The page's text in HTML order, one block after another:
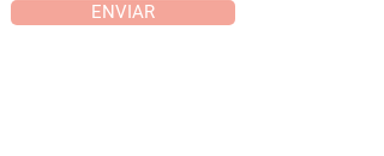
ENVIAR